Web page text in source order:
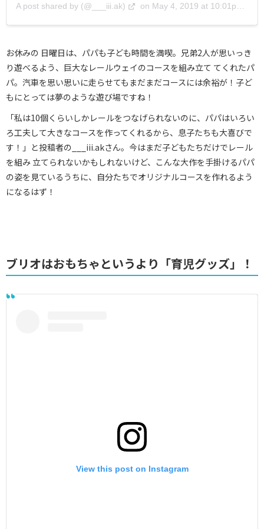
A post shared by (@___iii.ak) on May 4, 2019 at 10:01pm PDT
お休みの 日曜日は、パパも子ども時間を満喫。兄弟2人が思いっき
り遊べるよう、巨大なレールウェイのコースを組み立て てくれたパ
パ。汽車を思い思いに走らせてもまだまだコースには余裕が！子ど
もにとっては夢のような遊び場ですね！
「私は10個くらいしかレールをつなげられないのに、パパはいろい
ろ工夫して大きなコースを作ってくれるから、息子たちも大喜びで
す！」と投稿者の___iii.akさん。今はまだ子どもたちだけでレール
を組み 立てられないかもしれないけど、こんな大作を手掛けるパパ
の姿を見ているうちに、自分たちでオリジナルコースを作れるよう
になるはず！
ブリオはおもちゃというより「育児グッズ」！
View this post on Instagram